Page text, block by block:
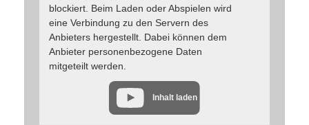
blockiert. Beim Laden oder Abspielen wird
eine Verbindung zu den Servern des
Anbieters hergestellt. Dabei können dem
Anbieter personenbezogene Daten
mitgeteilt werden.
Inhalt laden